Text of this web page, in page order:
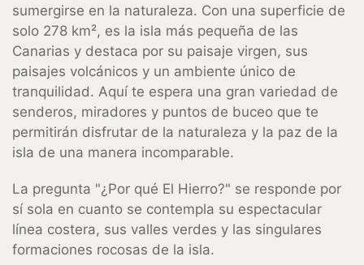
sumergirse en la naturaleza. Con una superficie de
solo 278 km², es la isla más pequeña de las
Canarias y destaca por su paisaje virgen, sus
paisajes volcánicos y un ambiente único de
tranquilidad. Aquí te espera una gran variedad de
senderos, miradores y puntos de buceo que te
permitirán disfrutar de la naturaleza y la paz de la
isla de una manera incomparable.
La pregunta "¿Por qué El Hierro?" se responde por
sí sola en cuanto se contempla su espectacular
línea costera, sus valles verdes y las singulares
formaciones rocosas de la isla.